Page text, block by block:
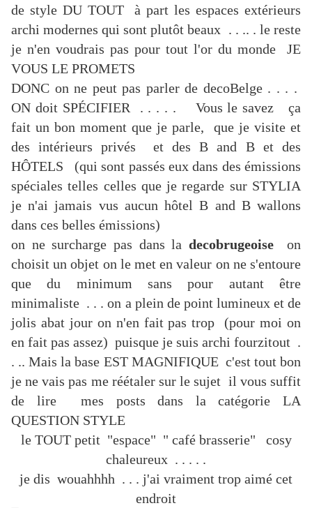
de style DU TOUT à part les espaces extérieurs
archi modernes qui sont plutôt beaux . . .. . le reste
je n'en voudrais pas pour tout l'or du monde JE
VOUS LE PROMETS
DONC on ne peut pas parler de decoBelge . . . .
ON doit SPÉCIFIER . . . . . Vous le savez ça
fait un bon moment que je parle, que je visite et
des intérieurs privés et des B and B et des
HÔTELS (qui sont passés eux dans des émissions
spéciales telles celles que je regarde sur STYLIA
je n'ai jamais vus aucun hôtel B and B wallons
dans ces belles émissions)
on ne surcharge pas dans la decobrugeoise
on
choisit un objet on le met en valeur on ne s'entoure
que du minimum sans pour autant être
minimaliste . . . on a plein de point lumineux et de
jolis abat jour on n'en fait pas trop (pour moi on
en fait pas assez) puisque je suis archi fourzitout .
. .. Mais la base EST MAGNIFIQUE c'est tout bon
je ne vais pas me réétaler sur le sujet il vous suffit
de lire mes posts dans la catégorie LA
QUESTION STYLE
le TOUT petit "espace" " café brasserie" cosy
chaleureux . . . . .
je dis wouahhhh . . . j'ai vraiment trop aimé cet
endroit